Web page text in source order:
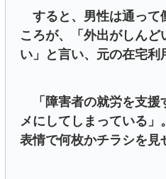
すると、男性は通って
ころが、「外出がしんど
い」と言い、元の在宅利
「障害者の就労を支援
メにしてしまっている
表情で何枚かチラシを見